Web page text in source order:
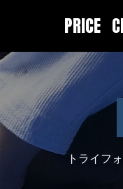
PRICE
トライフ